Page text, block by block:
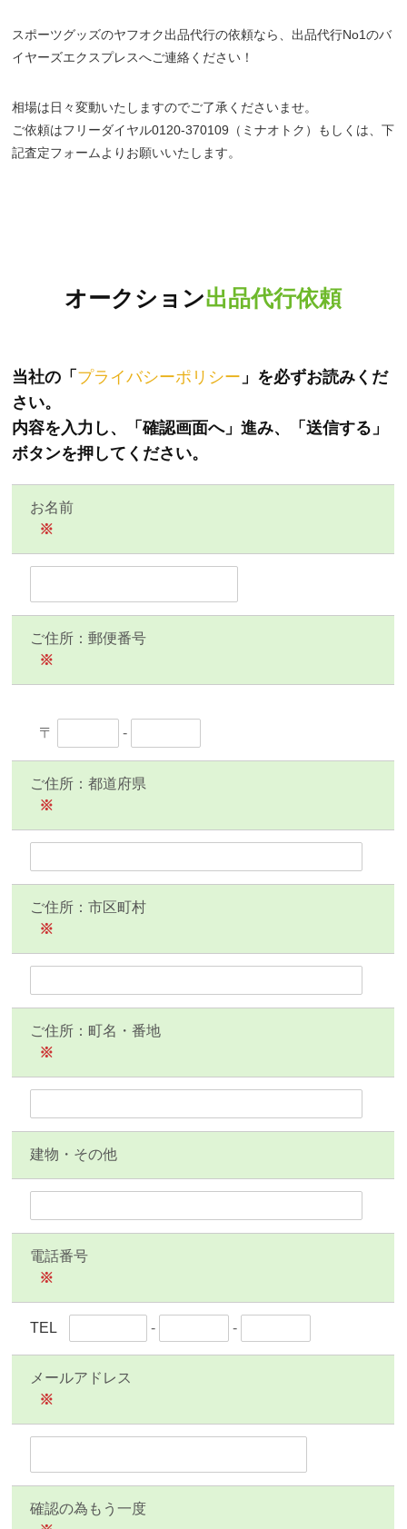
スポーツグッズのヤフオク出品代行の依頼なら、出品代行No1のバ
イヤーズエクスプレスへご連絡ください！
相場は日々変動いたしますのでご了承くださいませ。
ご依頼はフリーダイヤル0120-370109（ミナオトク）もしくは、下
記査定フォームよりお願いいたします。
オークション出品代行依頼
当社の「 プライバシーポリシー 」を必ずお読みくだ
さい。
内容を入力し、「確認画面へ」進み、「送信する」
ボタンを押してください。
お名前
※
ご住所：郵便番号
※
〒 -
ご住所：都道府県
※
ご住所：市区町村
※
ご住所：町名・番地
※
建物・その他
電話番号
※
TEL - -
メールアドレス
※
確認の為もう一度